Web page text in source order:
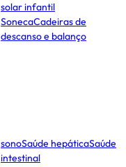
solar infantil
SonecaCadeiras de
descanso e balanço
sonoSaúde hepáticaSaúde
intestinal